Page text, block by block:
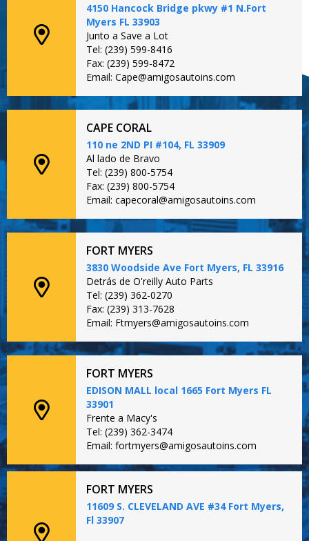
4150 Hancock Bridge pkwy #1 N.Fort
Myers FL 33903
Junto a Save a Lot
Tel: (239) 599-8416
Fax: (239) 599-8472
Email: Cape@amigosautoins.com
CAPE CORAL
110 ne 2ND PI #104, FL 33909
Al lado de Bravo
Tel: (239) 800-5754
Fax: (239) 800-5754
Email: capecoral@amigosautoins.com
FORT MYERS
3830 Woodside Ave Fort Myers, FL 33916
Detrás de O'reilly Auto Parts
Tel: (239) 362-0270
Fax: (239) 313-7628
Email: Ftmyers@amigosautoins.com
FORT MYERS
EDISON MALL local 1665 Fort Myers FL
33901
Frente a Macy's
Tel: (239) 362-3474
Email: fortmyers@amigosautoins.com
FORT MYERS
11609 S. CLEVELAND AVE #34 Fort Myers,
Fl 33907